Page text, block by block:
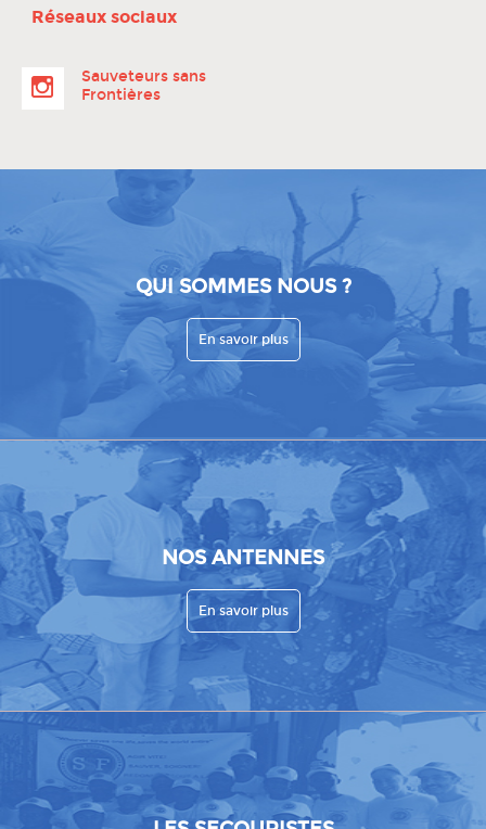
Réseaux sociaux
Sauveteurs sans
Frontières
QUI SOMMES NOUS ?
En savoir plus
NOS ANTENNES
En savoir plus